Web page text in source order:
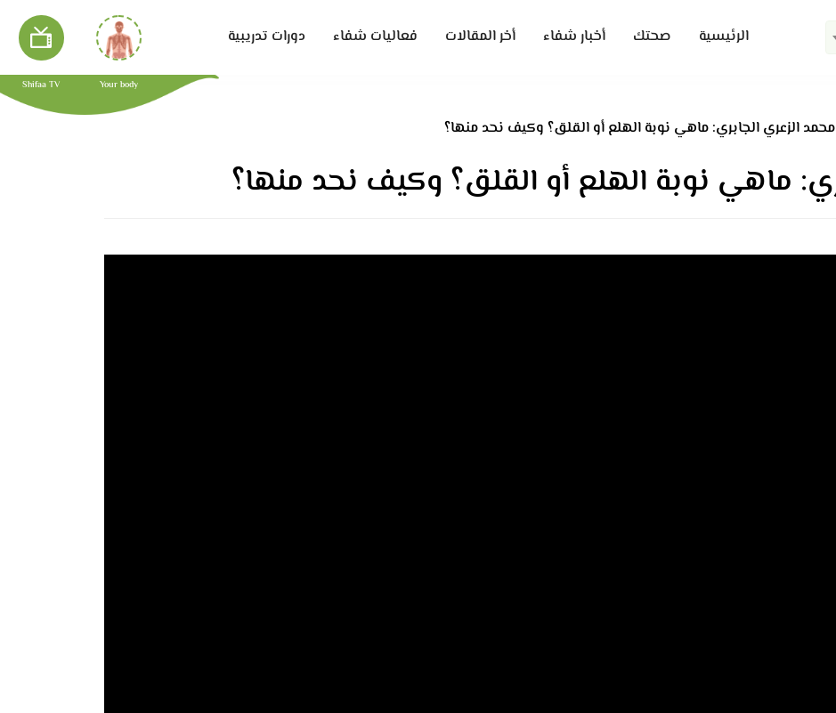
الرئيسية صحتك أخبار شفاء أخر المقالات فعاليات شفاء دورات تدريبية
Your body
Shifaa TV
الزعري الجابري: ماهي نوبة الهلع أو القلق؟ وكيف نحد منها؟
ماهي نوبة الهلع أو القلق؟ وكيف نحد منها؟